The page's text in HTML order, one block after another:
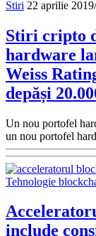
Stiri 22 aprilie 2019/
Stiri cripto
hardware
Weiss
depăși
Un nou portofel
un nou portofel
Tehnologie
include